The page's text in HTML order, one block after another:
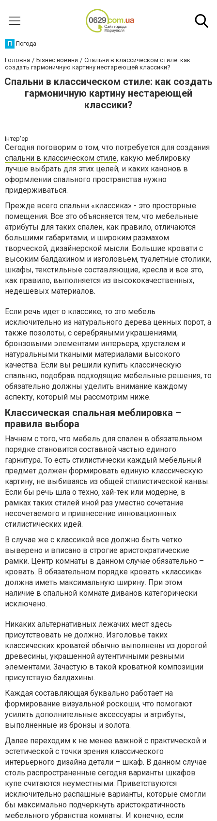
П Погода
Головна Бізнес новини
Спальни в классическом стиле: как
создать гармоничную картину нестареющей классики?
Спальни в классическом стиле: как создать
гармоничную картину нестареющей
классики?
Інтер'єр
Сегодня поговорим о том, что потребуется для создания
спальни в классическом стиле, какую меблировку
лучше выбрать для этих целей, и каких канонов в
оформлении спального пространства нужно
придерживаться.
Прежде всего спальни «классика» - это просторные
помещения. Все это объясняется тем, что мебельные
атрибуты для таких спален, как правило, отличаются
большими габаритами, и широким размахом
творческой, дизайнерской мысли. Большие кровати с
высоким балдахином и изголовьем, туалетные столики,
шкафы, текстильные составляющие, кресла и все это,
как правило, выполняется из высококачественных,
недешевых материалов.
Если речь идет о классике, то это мебель
исключительно из натурального дерева ценных порот, а
также позолоты, с серебряными украшениями,
бронзовыми элементами интерьера, хрусталем и
натуральными ткаными материалами высокого
качества. Если вы решили купить классическую
спальню, подобрав подходящие мебельные решения, то
обязательно должны уделить внимание каждому
аспекту, который мы рассмотрим ниже.
Классическая спальная меблировка –
правила выбора
Начнем с того, что мебель для спален в обязательном
порядке становится составной частью единого
гарнитура. То есть стилистически каждый мебельный
предмет должен формировать единую классическую
картину, не выбиваясь из общей стилистической канвы.
Если бы речь шла о техно, хай-тек или модерне, в
рамках таких стилей иной раз уместно сочетание
несочетаемого и привнесение инновационных
стилистических идей.
В случае же с классикой все должно быть четко
выверено и вписано в строгие аристократические
рамки. Центр комнаты в данном случае обязательно –
кровать. В обязательном порядке кровать «классика»
должна иметь максимальную ширину. При этом
наличие в спальной комнате диванов категорически
исключено.
Никаких альтернативных лежачих мест здесь
присутствовать не должно. Изголовье таких
классических кроватей обычно выполнены из дорогой
древесины, украшенной аутентичными резными
элементами. Зачастую в такой кроватной композиции
присутствую балдахины.
Каждая составляющая буквально работает на
формирование визуальной роскоши, что помогают
усилить дополнительные аксессуары и атрибуты,
выполненные из бронзы и золота.
Далее переходим к не менее важной с практической и
эстетической с точки зрения классического
интерьерного дизайна детали – шкаф. В данном случае
столь распространенные сегодня варианты шкафов
купе считаются неуместными. Приветствуются
исключительно распашные варианты, которые смогли
бы максимально подчеркнуть аристократичность
мебельного убранства комнаты. И конечно, если